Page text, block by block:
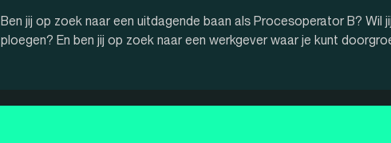
Ben jij op zoek naar een uitdagende baan als Procesoperator B? Wil
ploegen? En ben jij op zoek naar een werkgever waar je kunt